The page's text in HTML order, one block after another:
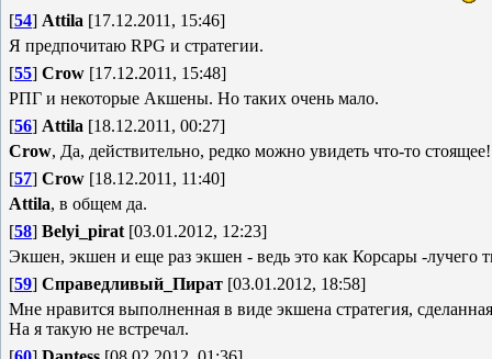
[54] Attila [17.12.2011, 15:46]
Я предпочитаю RPG и стратегии.
[55] Crow [17.12.2011, 15:48]
РПГ и некоторые Акшены. Но таких очень мало.
[56] Attila [18.12.2011, 00:27]
Crow, Да, действительно, редко можно увидеть что-то стоящее!
[57] Crow [18.12.2011, 11:40]
Attila, в общем да.
[58] Belyi_pirat [03.01.2012, 12:23]
Экшен, экшен и еще раз экшен - ведь это как Корсары -лучего
[59] Справедливый_Пират [03.01.2012, 18:58]
Мне нравится выполненная в виде экшена стратегия,
На я такую не встречал.